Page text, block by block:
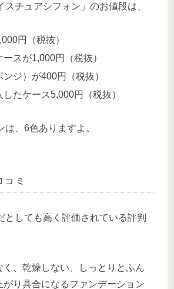
スチュアシフォン」のお値段は、
円（税抜）
スが1,000円（税抜）
ジ）が400円（税抜）
たケース5,000円（税抜）
、6色ありますよ。
ミ
としても高く評価されている評判
く、乾燥しない、しっとりとふん
がり具合になるファンデーション